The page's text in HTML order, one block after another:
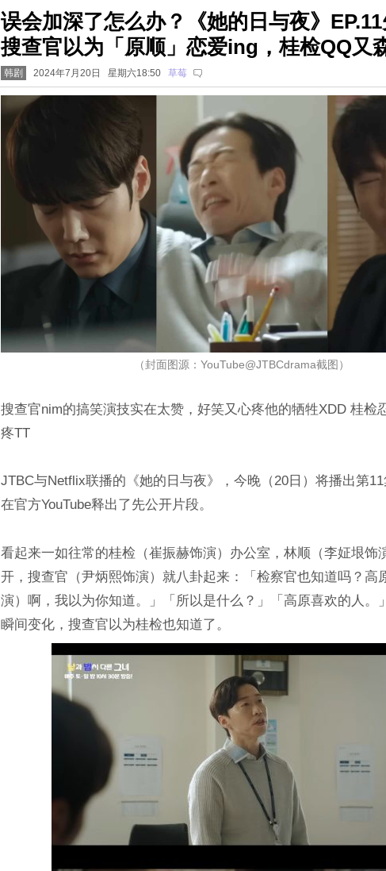
误会加深了怎么办？《她的日与夜》EP.11
搜查官以为「原顺」恋爱ing，桂检QQ又
韩剧 2024年7月20日 星期六18:50 草莓
（封面图源：YouTube@JTBCdrama截图）
搜查官nim的搞笑演技实在太赞，好笑又心疼他的牺牲XDD 桂检
疼TT
JTBC与Netflix联播的《她的日与夜》，今晚（20日）将播出第
在官方YouTube释出了先公开片段。
看起来一如往常的桂检（崔振赫饰演）办公室，林顺（李姃垠饰
开，搜查官（尹炳熙饰演）就八卦起来：「检察官也知道吗？高
演）啊，我以为你知道。」「所以是什么？」「高原喜欢的人。
瞬间变化，搜查官以为桂检也知道了。